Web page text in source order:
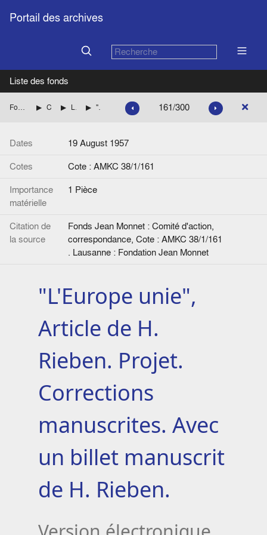
Portail des archives
Liste des fonds
Fonds Jean Monnet : Comité d'action, correspondance Liste des personnalités et Correspondance avec Henri RIEBEN jusqu'en 1960 inclus. "L'Europe unie", Article de H. Rieben. Projet. Corrections manuscrites. Avec un billet manuscrit de H. Rieben. 161/300
Dates
19 August 1957
Cotes
Cote : AMKC 38/1/161
Importance
matérielle
1 Pièce
Citation de
la source
Fonds Jean Monnet : Comité d'action,
correspondance, Cote : AMKC 38/1/161
. Lausanne : Fondation Jean Monnet
"L'Europe unie",
Article de H.
Rieben. Projet.
Corrections
manuscrites. Avec
un billet manuscrit
de H. Rieben.